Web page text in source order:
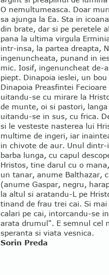
O nemultumeasca. Doar
sa ajunga la Ea. Sta in
din brate, dar si pe peretele
pana la ultima virgula
intr-insa, la partea dreapta,
ingenuncheata, punand in
mic. Iosif, ingenuncheat de-
piept. Dinapoia ieslei, un
Dinapoia Preasfintei
uitandu-se cu mirare la
de munte, oi si pastori,
uitandu-se in sus, cu frica.
si le vesteste nasterea lui
multime de ingeri, iar
in chivote de aur. Unul
barba lunga, cu capul
Hristos, tine darul cu o
un tanar, anume Balthazar,
(anume Gaspar, negru,
la altul si aratandu-L pe
tinand de frau trei cai. Si
calari pe cai, intorcandu-se
arata drumul". E semnul cel
speranta si viata vesnica.
Sorin Preda